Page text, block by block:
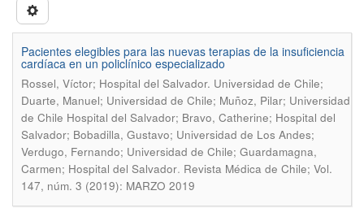
Pacientes elegibles para las nuevas terapias de la insuficiencia
cardíaca en un policlínico especializado
Rossel, Víctor; Hospital del Salvador. Universidad de Chile;
Duarte, Manuel; Universidad de Chile; Muñoz, Pilar; Universidad
de Chile Hospital del Salvador; Bravo, Catherine; Hospital del
Salvador; Bobadilla, Gustavo; Universidad de Los Andes;
Verdugo, Fernando; Universidad de Chile; Guardamagna,
Carmen; Hospital del Salvador. Revista Médica de Chile; Vol.
147, núm. 3 (2019): MARZO 2019